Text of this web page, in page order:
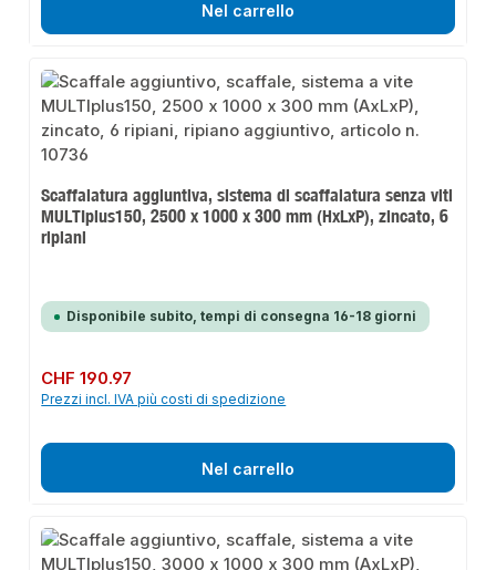
Nel carrello
Scaffalatura aggiuntiva, sistema di scaffalatura senza viti
MULTIplus150, 2500 x 1000 x 300 mm (HxLxP), zincato, 6
ripiani
Disponibile subito, tempi di consegna 16-18 giorni
Prezzo normale:
CHF 190.97
Prezzi incl. IVA più costi di spedizione
Nel carrello